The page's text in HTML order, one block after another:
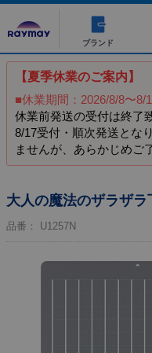
ブランド
【夏季休業のご案内】
■休業期間：2026/8/8〜8/
休業前発送の受付は終了
8/17受付・順次発送とな
ませんが、あらかじめご
大人の魔法のザラザ
品番： U1257N